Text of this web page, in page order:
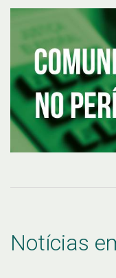
Notícias